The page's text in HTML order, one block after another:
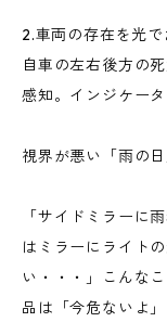
2.車両の存在を光で
自車の左右後方の
感知。インジケー
視界が悪い「雨の
「サイドミラーに
はミラーにライト
い・・・」こんな
品は「今危ないよ